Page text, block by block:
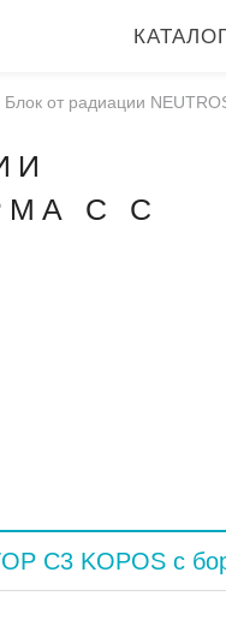
Блок от радиации
C С
C3 KOPOS с